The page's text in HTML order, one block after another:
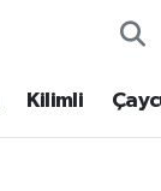
Kilimli